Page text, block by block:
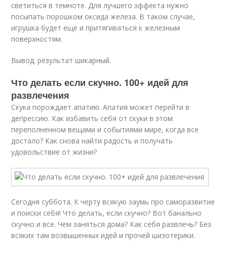
светиться в темноте. Для лучшего эффекта нужно
посыпать порошком оксида железа. В таком случае,
игрушка будет еще и притягиваться к железным
поверхностям.
Вывод: результат шикарный.
Что делать если скучно. 100+ идей для
развлечения
Скука порождает апатию. Апатия может перейти в
депрессию. Как избавить себя от скуки в этом
переполненном вещами и событиями мире, когда все
достало? Как снова найти радость и получать
удовольствие от жизни?
Сегодня суббота. К черту всякую заумь про саморазвитие
и поиски себя! Что делать, если скучно? Вот банально
скучно и все. Чем заняться дома? Как себя развлечь? Без
всяких там возвышенных идей и прочей шизотерики.